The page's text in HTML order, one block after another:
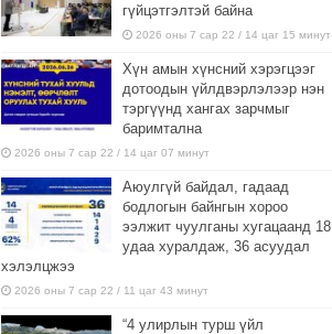
гүйцэтгэлтэй байна
2026 оны 7 сар 22 / 14 цаг 15 минут
Хүн амын хүнсний хэрэгцээг
дотоодын үйлдвэрлэлээр нэн
тэргүүнд хангах зарчмыг
баримтална
2026 оны 7 сар 22 / 14 цаг 07 минут
Аюулгүй байдал, гадаад
бодлогын байнгын хороо
ээлжит чуулганы хугацаанд 18
удаа хуралдаж, 36 асуудал
хэлэлцжээ
2026 оны 7 сар 22 / 11 цаг 43 минут
“4 улирлын турш үйл